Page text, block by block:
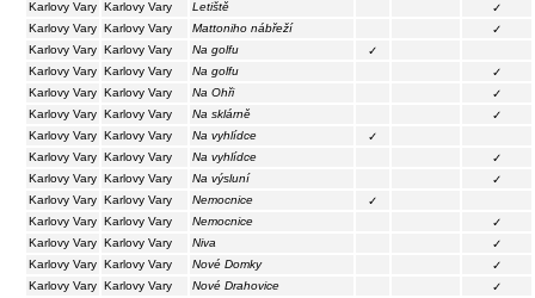
Karlovy Vary Karlovy Vary Letiště
✓
Karlovy Vary Karlovy Vary Mattoniho nábřeží
✓
Karlovy Vary Karlovy Vary Na golfu
✓
Karlovy Vary Karlovy Vary Na golfu
✓
Karlovy Vary Karlovy Vary Na Ohři
✓
Karlovy Vary Karlovy Vary Na sklárně
✓
Karlovy Vary Karlovy Vary Na vyhlídce
✓
Karlovy Vary Karlovy Vary Na vyhlídce
✓
Karlovy Vary Karlovy Vary Na výsluní
✓
Karlovy Vary Karlovy Vary Nemocnice
✓
Karlovy Vary Karlovy Vary Nemocnice
✓
Karlovy Vary Karlovy Vary Niva
✓
Karlovy Vary Karlovy Vary Nové Domky
✓
Karlovy Vary Karlovy Vary Nové Drahovice
✓